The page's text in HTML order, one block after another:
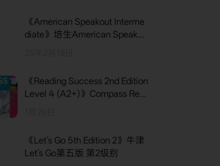
《American Speakout Interme
diate》培生American Speakou
《Reading Success 2nd Edition
Level 4 (A2+)》Compass Rea
《Let’s Go 5th Edition 2》牛津
Let’s Go第五版 第2级别